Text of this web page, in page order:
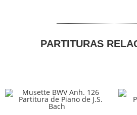
PARTITURAS